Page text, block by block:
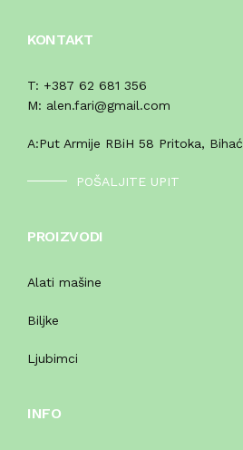
KONTAKT
T: +387 62 681 356
M: alen.fari@gmail.com
A:Put Armije RBiH 58 Pritoka, Bihać
POŠALJITE UPIT
PROIZVODI
Alati mašine
Biljke
Ljubimci
INFO